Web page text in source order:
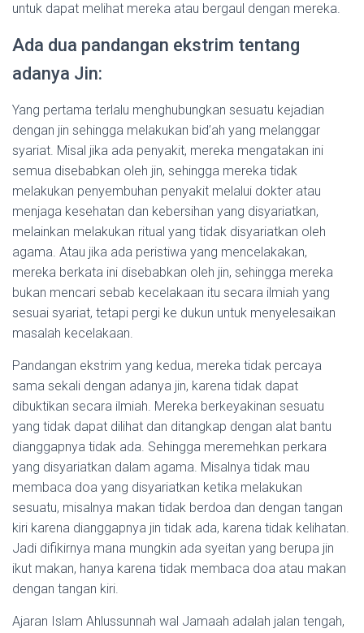
untuk dapat melihat mereka atau bergaul dengan mereka.
Ada dua pandangan ekstrim tentang
adanya Jin:
Yang pertama terlalu menghubungkan sesuatu kejadian
dengan jin sehingga melakukan bid’ah yang melanggar
syariat. Misal jika ada penyakit, mereka mengatakan ini
semua disebabkan oleh jin, sehingga mereka tidak
melakukan penyembuhan penyakit melalui dokter atau
menjaga kesehatan dan kebersihan yang disyariatkan,
melainkan melakukan ritual yang tidak disyariatkan oleh
agama. Atau jika ada peristiwa yang mencelakakan,
mereka berkata ini disebabkan oleh jin, sehingga mereka
bukan mencari sebab kecelakaan itu secara ilmiah yang
sesuai syariat, tetapi pergi ke dukun untuk menyelesaikan
masalah kecelakaan.
Pandangan ekstrim yang kedua, mereka tidak percaya
sama sekali dengan adanya jin, karena tidak dapat
dibuktikan secara ilmiah. Mereka berkeyakinan sesuatu
yang tidak dapat dilihat dan ditangkap dengan alat bantu
dianggapnya tidak ada. Sehingga meremehkan perkara
yang disyariatkan dalam agama. Misalnya tidak mau
membaca doa yang disyariatkan ketika melakukan
sesuatu, misalnya makan tidak berdoa dan dengan tangan
kiri karena dianggapnya jin tidak ada, karena tidak kelihatan.
Jadi difikirnya mana mungkin ada syeitan yang berupa jin
ikut makan, hanya karena tidak membaca doa atau makan
dengan tangan kiri.
Ajaran Islam Ahlussunnah wal Jamaah adalah jalan tengah,